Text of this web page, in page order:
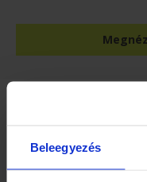
Beleegyezés